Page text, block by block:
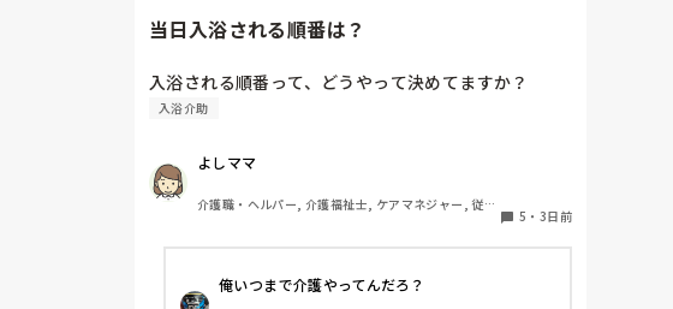
当日入浴される順番は？
入浴される順番って、どうやって決めてますか？
入浴介助
よしママ
介護職・ヘルパー, 介護福祉士, ケアマネジャー, 従来
5 ・ 3日前
俺いつまで介護やってんだろ？